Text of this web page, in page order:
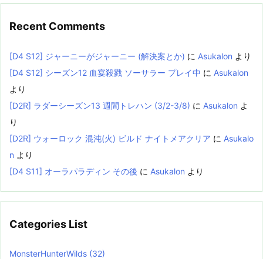
Recent Comments
[D4 S12] ジャーニーがジャーニー (解決案とか) に Asukalon より
[D4 S12] シーズン12 血宴殺戮 ソーサラー プレイ中 に Asukalon
より
[D2R] ラダーシーズン13 週間トレハン (3/2-3/8) に Asukalon よ
り
[D2R] ウォーロック 混沌(火) ビルド ナイトメアクリア に Asukalo
n より
[D4 S11] オーラパラディン その後 に Asukalon より
Categories List
MonsterHunterWilds (32)